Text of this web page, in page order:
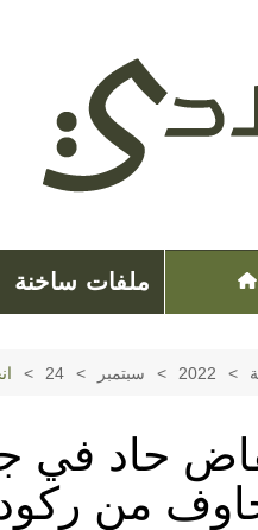
ملفات ساخنة
2022 سبتمبر 24
حاد في
من